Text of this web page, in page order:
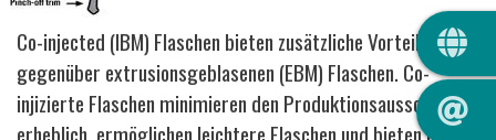
Co-injected (IBM) Flaschen bieten zusätzliche Vorteile
gegenüber extrusionsgeblasenen (EBM) Flaschen. Co-
injizierte Flaschen minimieren den Produktionsausschuss